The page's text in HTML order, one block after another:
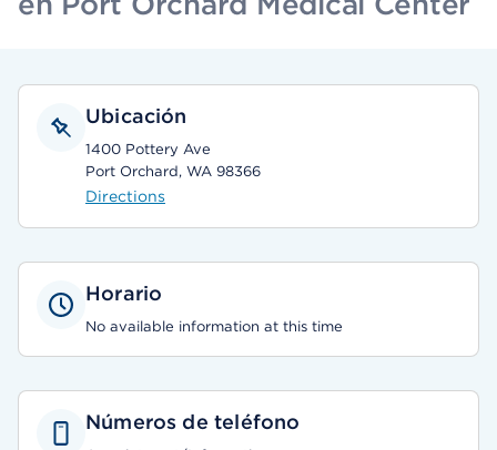
Ubicación
1400 Pottery Ave
Port Orchard, WA 98366
Directions
Horario
No available information at this time
Números de teléfono